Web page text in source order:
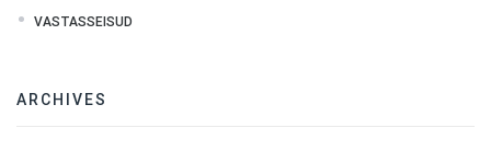
VASTASSEISUD
ARCHIVES